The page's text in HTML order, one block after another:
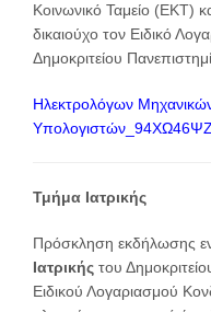
Κοινωνικό Ταμείο (ΕΚΤ)
δικαιούχο τον Ειδικό
Δημοκριτείου
Ηλεκτρολόγων
Τμήμα Ιατρικής
Πρόσκληση εκδήλωσης
Ιατρικής του
Ειδικού Λογαριασμού